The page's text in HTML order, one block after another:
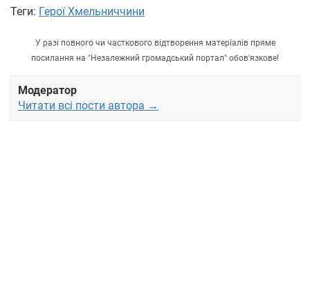
Теги: Герої Хмельниччини
У разі повного чи часткового відтворення матеріалів пряме
посилання на "Незалежний громадський портал" обов'язкове!
Модератор
Читати всі пости автора →